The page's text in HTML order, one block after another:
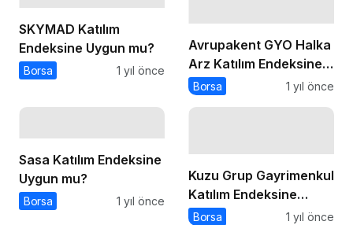
SKYMAD Katılım
Endeksine Uygun mu?
Borsa 1 yıl önce
Avrupakent GYO Halka
Arz Katılım Endeksine
Uygun mu?
Borsa 1 yıl önce
Sasa Katılım Endeksine
Uygun mu?
Borsa 1 yıl önce
Kuzu Grup Gayrimenkul
Katılım Endeksine
Uygun mu?
Borsa 1 yıl önce